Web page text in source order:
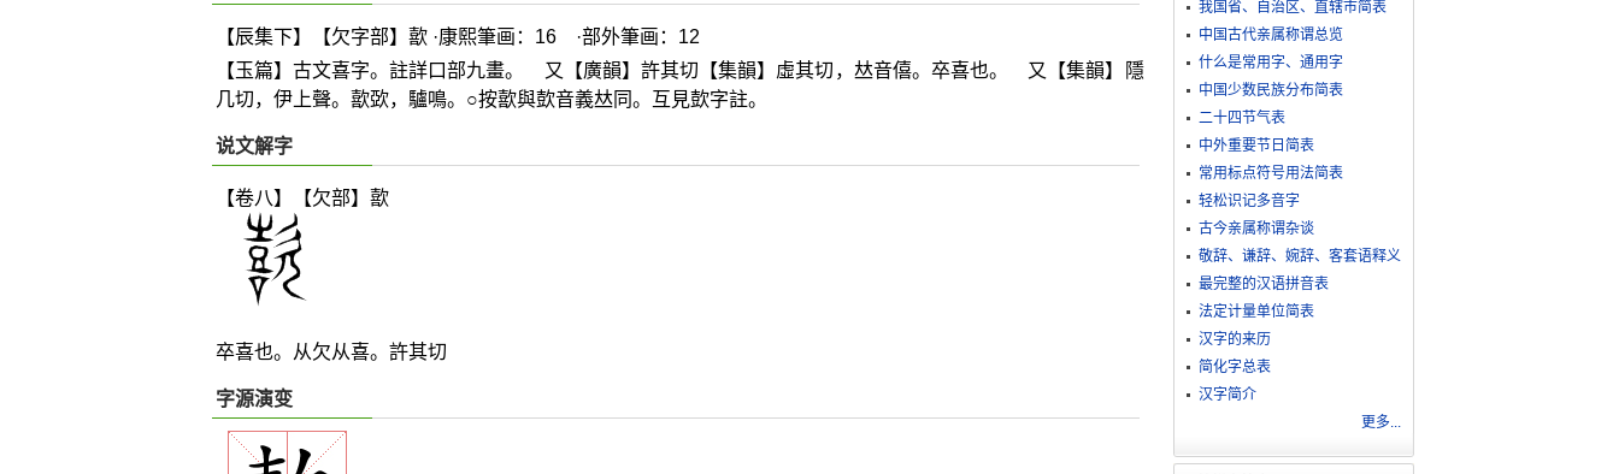
【辰集下】【欠字部】歖 ·康熙筆画：16 ·部外筆画：12
【玉篇】古文喜字。註詳口部九畫。 又【廣韻】許其切【集韻】虛其切， 𠀤音僖。卒喜也。 又【集韻】隱
几切，伊上聲。歖㰳，驢鳴。○按歖與㰻音義𠀤同。互見㰻字註。
说文解字
【卷八】【欠部】 歖
卒喜也。从欠从喜。許其切
字源演变
我国省、自治区、直辖市简表
中国古代亲属称谓总览
什么是常用字、通用字
中国少数民族分布简表
二十四节气表
中外重要节日简表
常用标点符号用法简表
轻松识记多音字
古今亲属称谓杂谈
敬​辞​、​谦​辞​、​婉​辞​、​客​套​语​释​义
最完整的汉语拼音表
法定计量单位简表
汉字的来历
简化字总表
汉字简介
更多...